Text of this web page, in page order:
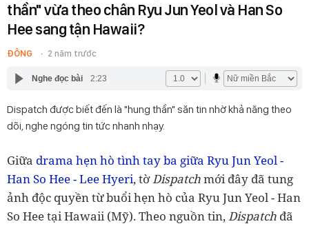
thần" vừa theo chân Ryu Jun Yeol và Han So
Hee sang tận Hawaii?
ĐÔNG 2 năm trước
Nghe đọc bài 2:23
Dispatch được biết đến là "hung thần" săn tin nhờ khả năng theo
dõi, nghe ngóng tin tức nhanh nhạy.
Giữa drama hẹn hò tình tay ba giữa Ryu Jun Yeol -
Han So Hee - Lee Hyeri, tờDispatchmới đây đã tung
ảnh độc quyền từ buổi hẹn hò của Ryu Jun Yeol - Han
So Hee tại Hawaii (Mỹ). Theo nguồn tin,Dispatch đã